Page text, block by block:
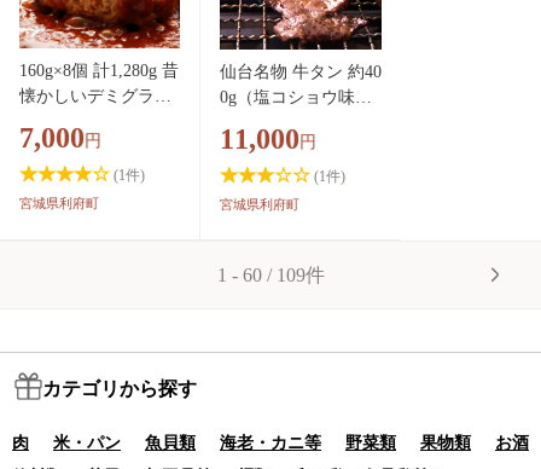
160g×8個 計1,280g 昔
懐かしいデミグラス
洋食 お試し 簡単 湯
煎 湯せん 個包装 [肉
おかず 惣菜 個包装
7,000 円
(1件)
宮城県利府町
仙台名物 牛タン 約40
0g（塩コショウ味）
＞ 牛たん スライス
焼き肉 バーベキュー
塩仕込み
11,000 円
(1件)
宮城県利府町
1 - 60 / 109件
カテゴリから探す
肉 米・パン 魚貝類 海老・カニ等 野菜類 果物類
お酒